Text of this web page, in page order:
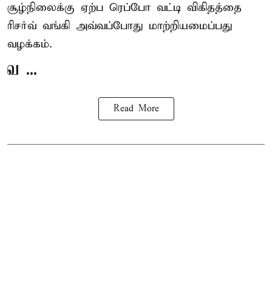
சூழ்நிலைக்கு ஏற்ப ரெப்போ வட்டி விகிதத்தை
ரிசர்வ் வங்கி அவ்வப்போது மாற்றியமைப்பது
வழக்கம்.
வ ...
Read More